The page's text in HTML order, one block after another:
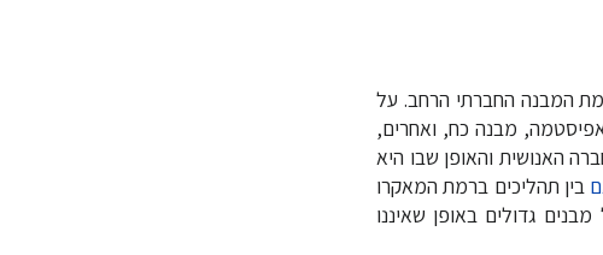
המבנה החברתי הרחב. על
מבנה כח, ואחרים,
האנושית והאופן שבו היא
בין תהליכים ברמת המאקרו
גדולים באופן שאיננו